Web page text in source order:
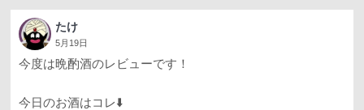
たけ
5月19日
今度は晩酌酒のレビューです！
今日のお酒はコレ⬇️